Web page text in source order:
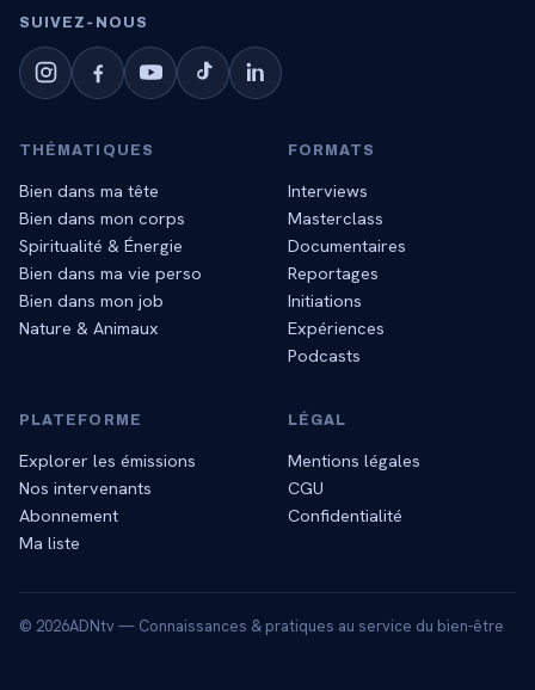
SUIVEZ‑NOUS
THÉMATIQUES
Bien dans ma tête
Bien dans mon corps
Spiritualité & Énergie
Bien dans ma vie perso
Bien dans mon job
Nature & Animaux
FORMATS
Interviews
Masterclass
Documentaires
Reportages
Initiations
Expériences
Podcasts
PLATEFORME
Explorer les émissions
Nos intervenants
Abonnement
Ma liste
LÉGAL
Mentions légales
CGU
Confidentialité
© 2026ADNtv — Connaissances & pratiques au service du bien-être